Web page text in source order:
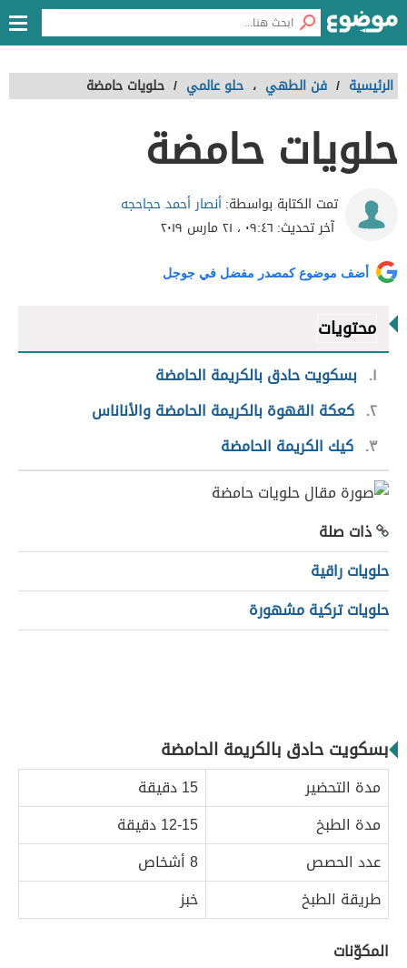
الرئيسية / فن الطهي ، حلو عالمي / حلويات حامضة
حلويات حامضة
تمت الكتابة بواسطة:أنصار أحمد حجاحجه
آخر تحديث: ٠٩:٤٦ ، ٢١ مارس ٢٠١٩
أضف موضوع كمصدر مفضل في جوجل
محتويات
١ بسكويت حادق بالكريمة الحامضة
٢ كعكة القهوة بالكريمة الحامضة والأناناس
٣ كيك الكريمة الحامضة
ذات صلة
حلويات راقية
حلويات تركية مشهورة
بسكويت حادق بالكريمة الحامضة
مدة التحضير
15 دقيقة
مدة الطبخ
12-15 دقيقة
عدد الحصص
8 أشخاص
طريقة الطبخ
خبز
المكوّنات